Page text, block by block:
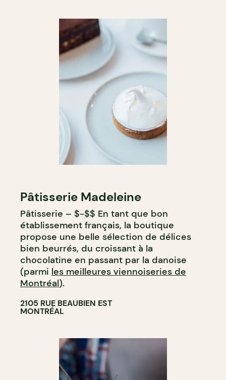
Pâtisserie Madeleine
Pâtisserie – $-$$ En tant que bon
établissement français, la boutique
propose une belle sélection de délices
bien beurrés, du croissant à la
chocolatine en passant par la danoise
(parmi les meilleures viennoiseries de
Montréal).
2105 RUE BEAUBIEN EST
MONTRÉAL